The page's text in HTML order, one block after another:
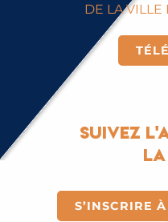
DE LA VILLE
Suivez
S’INSCRIRE